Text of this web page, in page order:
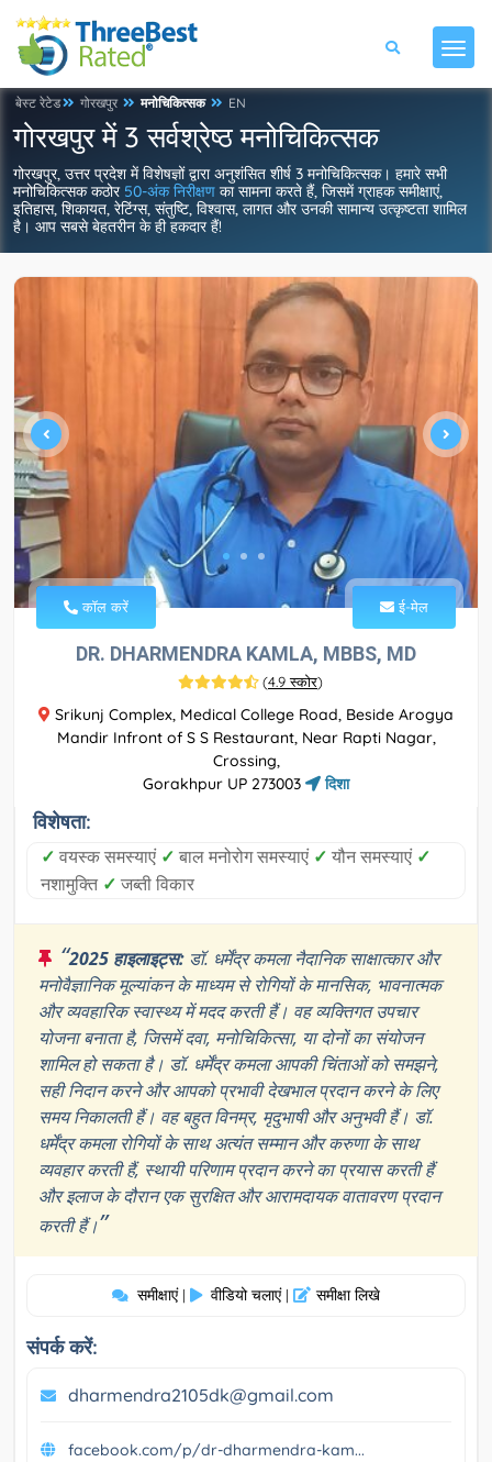
बेस्ट रेटेड गोरखपुर मनोचिकित्सक EN
गोरखपुर में 3 सर्वश्रेष्ठ मनोचिकित्सक
गोरखपुर, उत्तर प्रदेश में विशेषज्ञों द्वारा अनुशंसित शीर्ष 3 मनोचिकित्सक। हमारे सभी
मनोचिकित्सक कठोर 50-अंक निरीक्षण का सामना करते हैं, जिसमें ग्राहक समीक्षाएं,
इतिहास, शिकायत, रेटिंग्स, संतुष्टि, विश्वास, लागत और उनकी सामान्य उत्कृष्टता शामिल
है। आप सबसे बेहतरीन के ही हकदार हैं!
कॉल करें ई-मेल
DR. DHARMENDRA KAMLA, MBBS, MD
(4.9 स्कोर)
Srikunj Complex, Medical College Road, Beside Arogya
Mandir Infront of S S Restaurant, Near Rapti Nagar,
Crossing,
Gorakhpur UP 273003
दिशा
विशेषता:
✓ वयस्क समस्याएं ✓ बाल मनोरोग समस्याएं ✓ यौन समस्याएं ✓
नशामुक्ति ✓ जब्ती विकार
“2025 हाइलाइट्स: डॉ. धर्मेंद्र कमला नैदानिक साक्षात्कार और
मनोवैज्ञानिक मूल्यांकन के माध्यम से रोगियों के मानसिक, भावनात्मक
और व्यवहारिक स्वास्थ्य में मदद करती हैं। वह व्यक्तिगत उपचार
योजना बनाता है, जिसमें दवा, मनोचिकित्सा, या दोनों का संयोजन
शामिल हो सकता है। डॉ. धर्मेंद्र कमला आपकी चिंताओं को समझने,
सही निदान करने और आपको प्रभावी देखभाल प्रदान करने के लिए
समय निकालती हैं। वह बहुत विनम्र, मृदुभाषी और अनुभवी हैं। डॉ.
धर्मेंद्र कमला रोगियों के साथ अत्यंत सम्मान और करुणा के साथ
व्यवहार करती हैं, स्थायी परिणाम प्रदान करने का प्रयास करती हैं
और इलाज के दौरान एक सुरक्षित और आरामदायक वातावरण प्रदान
करती हैं।”
समीक्षाएं | वीडियो चलाएं | समीक्षा लिखे
संपर्क करें:
dharmendra2105dk@gmail.com
facebook.com/p/dr-dharmendra-kam...